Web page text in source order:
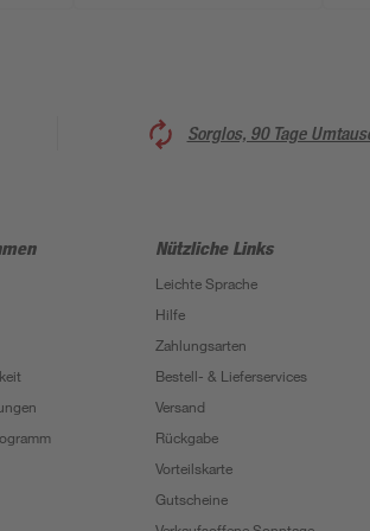
Sorglos, 90 Tage
Nützliche Links
Leichte Sprache
Hilfe
Zahlungsarten
Bestell- & Lieferservices
Versand
Rückgabe
Vorteilskarte
Gutscheine